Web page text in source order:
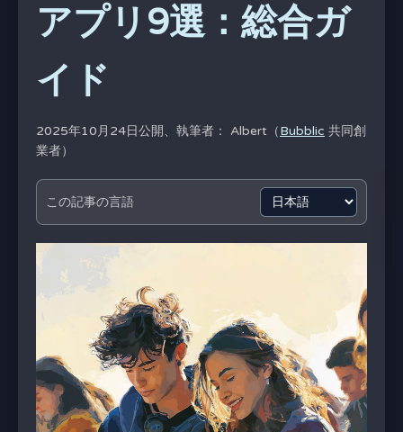
アプリ9選：総合ガ
イド
2025年10月24日公開、執筆者： Albert（Bubblic 共同創
業者）
この記事の言語